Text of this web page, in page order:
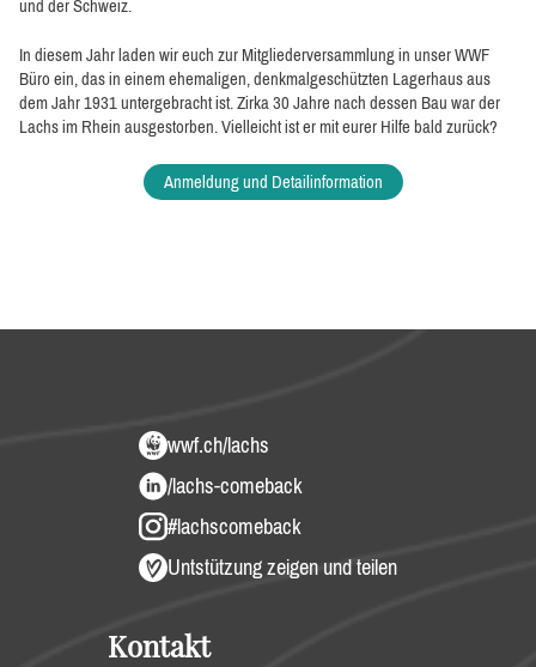
In diesem Jahr laden wir euch zur Mitgliederversammlung in unser WWF
Büro ein, das in einem ehemaligen, denkmalgeschützten Lagerhaus aus
dem Jahr 1931 untergebracht ist. Zirka 30 Jahre nach dessen Bau war der
Lachs im Rhein ausgestorben. Vielleicht ist er mit eurer Hilfe bald zurück?
Anmeldung und Detailinformation
wwf.ch/lachs
/lachs-comeback
#lachscomeback
Untstützung zeigen und teilen
Kontakt